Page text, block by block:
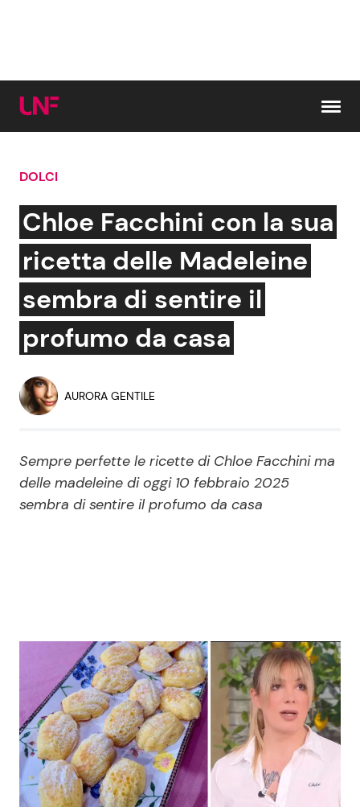
Cerca:
News e Cronaca
Attualità Italiana
Dal Mondo
Economia
Persone Scomparse
Politica
Gossip e TV
Bellezze VIP
Reality e Talent
Soap Opera
News Musica
News Spettacolo
Benessere
Casa
Cucina e Ricette
Consigli di Cucina
DOLCI
Chloe Facchini con la sua
ricetta delle Madeleine
sembra di sentire il
profumo da casa
AURORA GENTILE
Sempre perfette le ricette di Chloe Facchini ma
delle madeleine di oggi 10 febbraio 2025
sembra di sentire il profumo da casa